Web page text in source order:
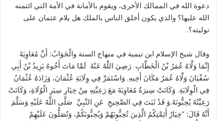
دعوة الله في الممالك الأخرى، ويقوم بالأمانة في الأمة التي ائتمنه
الله عليها؟ والذي يكون أخلق الناس بالملك هل يلام عثمان على
توليته؟.
وقال شيخ الإسلام ابن تيمية في منهاج السنة والْجَوَابُ: أَنَّ مُعَاوِيَةَ
إِنَّمَا وَلَّاهُ عُمَرُ بْنُ الْخَطَّابِ رَضِيَ اللَّهُ عَنْهُ لَمَّا مَاتَ أَخُوهُ يَزِيدُ بْنُ أَبِي
سُفْيَانَ وَلَّاهُ عُمَرُ مَكَانَ أَخِيهِ. وَاسْتَمَرَّ فِي وِلَايَةِ عُثْمَانَ، وَزَادَهُ عُثْمَانُ
فِي الْوِلَايَةِ. وَكَانَتْ سِيرَةُ مُعَاوِيَةَ مَعَ رَعِيَّتِهِ مِنْ خِيَارِ سِيَرِ الْوُلَاةِ، وَكَانَتْ
رَعِيَّتُهُ يُحِبُّونَهُ.وَ قَدْ ثَبَتَ فِي الصَّحِيحِ عَنِ النَّبِيِّ صَلَّى اللَّهُ عَلَيْهِ وَسَلَّمَ
أَنَّهُ قَالَ: “خِيَارُ أَئِمَّتِكُمُ الَّذِينَ تُحِبُّونَهُمْ وَيُحِبُّونَكُمْ، وَتُصَلُّونَ عَلَيْهِمْ